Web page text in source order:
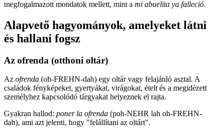
megfogalmazott mondatok mellett, mint a mi abuelita ya falleció.
Alapvető hagyományok, amelyeket látni
és hallani fogsz
Az ofrenda (otthoni oltár)
Az ofrenda (oh-FREHN-dah) egy oltár vagy felajánló asztal. A
családok fényképeket, gyertyákat, virágokat, ételt és a megidézett
személyhez kapcsolódó tárgyakat helyeznek el rajta.
Gyakran hallod: poner la ofrenda (poh-NEHR lah oh-FREHN-
dah), ami azt jelenti, hogy "felállítani az oltárt".